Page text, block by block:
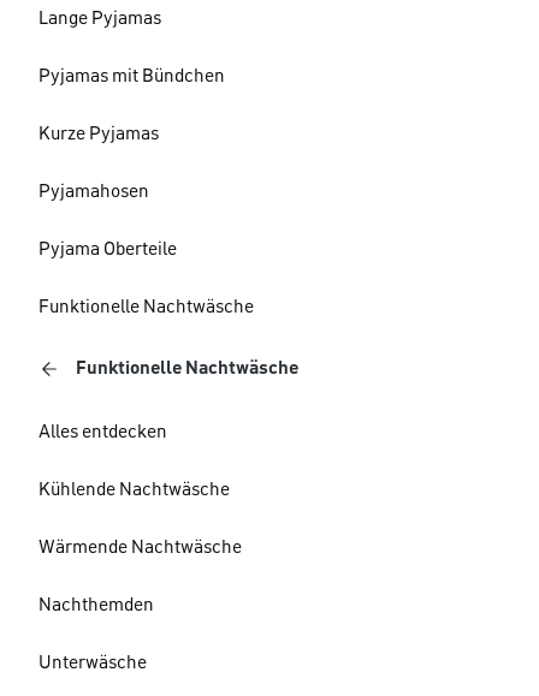
Lange Pyjamas
Pyjamas mit Bündchen
Kurze Pyjamas
Pyjamahosen
Pyjama Oberteile
Funktionelle Nachtwäsche
Funktionelle Nachtwäsche
Alles entdecken
Kühlende Nachtwäsche
Wärmende Nachtwäsche
Nachthemden
Unterwäsche